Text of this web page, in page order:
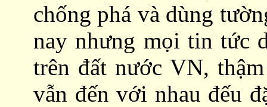
chống phá và dùng
nay nhưng mọi tin tức
trên đất nước VN,
vẫn đến với nhau đếu